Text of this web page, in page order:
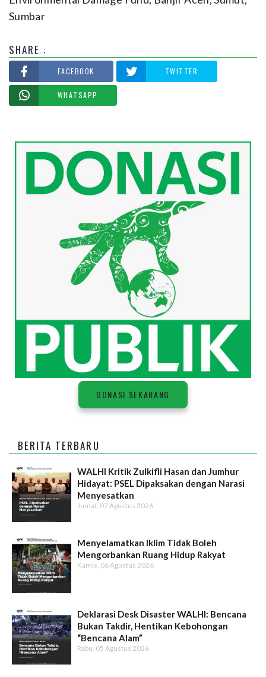
Sumbar
SHARE :
FACEBOOK TWITTER
WHATSAPP
DONASI SEKARANG
BERITA TERBARU
WALHI Kritik Zulkifli Hasan dan Jumhur
Hidayat: PSEL Dipaksakan dengan Narasi
Menyesatkan
Jumat, 07 Agustus 2026
Menyelamatkan Iklim Tidak Boleh
Mengorbankan Ruang Hidup Rakyat
Kamis, 06 Agustus 2026
Deklarasi Desk Disaster WALHI: Bencana
Bukan Takdir, Hentikan Kebohongan
“Bencana Alam”
Rabu, 05 Agustus 2026